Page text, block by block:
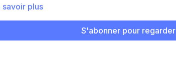
savoir plus
S'abonner pour regarder